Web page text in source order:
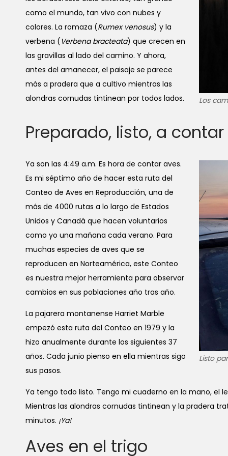
Los
como el mundo, tan vivo con nubes y
colores. La romaza (Rumex venosus) y la
verbena (Verbena bracteata) que crecen en
las gravillas al lado del camino. Y ahora,
antes del amanecer, el paisaje se parece
más a pradera que a cultivo mientras las
alondras cornudas tintinean por todos lados.
Preparado, listo, a
Listo
Ya son las 4:49 a.m. Es hora de contar aves.
Es mi séptimo año de hacer esta ruta del
Conteo de Aves en Reproducción, una de
más de 4000 rutas a lo largo de Estados
Unidos y Canadá que hacen voluntarios
como yo una mañana cada verano. Para
muchas especies de aves que se
reproducen en Norteamérica, este Conteo
es nuestra mejor herramienta para observar
cambios en sus poblaciones año tras año.
La pajarera montanense Harriet Marble
empezó esta ruta del Conteo en 1979 y la
hizo anualmente durante los siguientes 37
años. Cada junio pienso en ella mientras sigo
sus pasos.
Ya tengo todo listo. Tengo mi cuaderno en la mano, el
Mientras las alondras cornudas tintinean y la pradera
minutos. ¡Ya!
Aves en el trigo